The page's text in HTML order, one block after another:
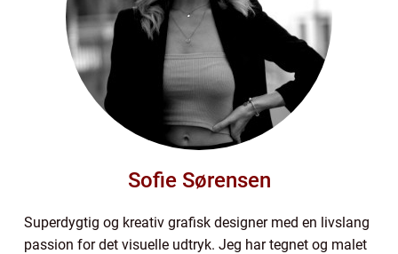
Sofie Sørensen
Superdygtig og kreativ grafisk designer med en livslang
passion for det visuelle udtryk. Jeg har tegnet og malet